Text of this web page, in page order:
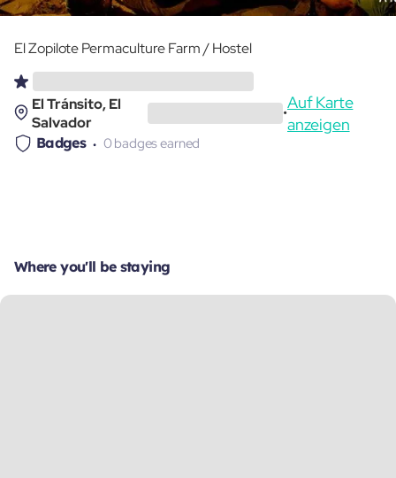
El Zopilote Permaculture Farm / Hostel
El Tránsito, El
Salvador
•
Auf Karte
anzeigen
Badges 0 badges earned
Where you'll be staying